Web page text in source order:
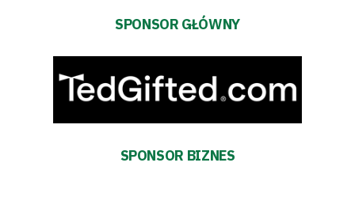
zespół
SPONSOR GŁÓWNY
SPONSOR BIZNES